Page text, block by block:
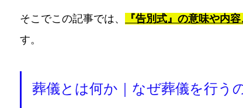
そこでこの記事では、 『告別式』の意味や内
す。
葬儀とは何か｜なぜ葬儀を行う